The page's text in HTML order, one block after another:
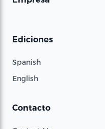
Ediciones
Spanish
English
Contacto